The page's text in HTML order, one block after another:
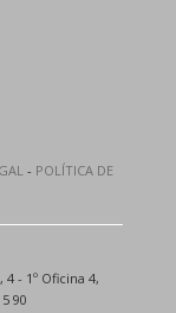
- POLÍTICA DE
4 - 1º Oficina 4,
90